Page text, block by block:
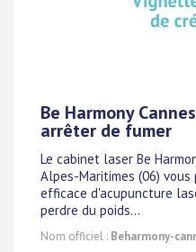
Be Harmony
arrêter de fumer
Le cabinet laser Be
Alpes-Maritimes (06)
efficace d'acupuncture
perdre du poids...
Nom officiel : Beharmony-